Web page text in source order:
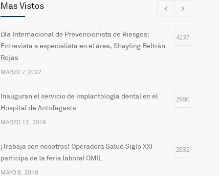
Mas Vistos
Día Internacional de Prevencionista de Riesgos:
Entrevista a especialista en el área, Shayling Beltrán
Rojas
4237
MARZO 7, 2022
Inauguran el servicio de implantología dental en el
Hospital de Antofagasta
2980
MARZO 13, 2019
¡Trabaja con nosotros! Operadora Salud Siglo XXI
participa de la feria laboral OMIL
2882
MAYO 8, 2019